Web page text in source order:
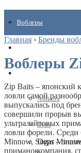
Воблеры
Asakura
Deps
Deps –
компания,
Главная › Бренды
Воблеры
Zip Baits – японский
ловли самой
выпускались под
совершили прорыв
ультралайтовых
ловли форели. Среди
Minnow, Sugar
приманок.